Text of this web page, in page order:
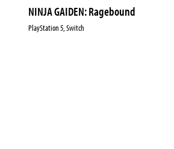
NINJA GAIDEN: Ragebound
PlayStation 5, Switch